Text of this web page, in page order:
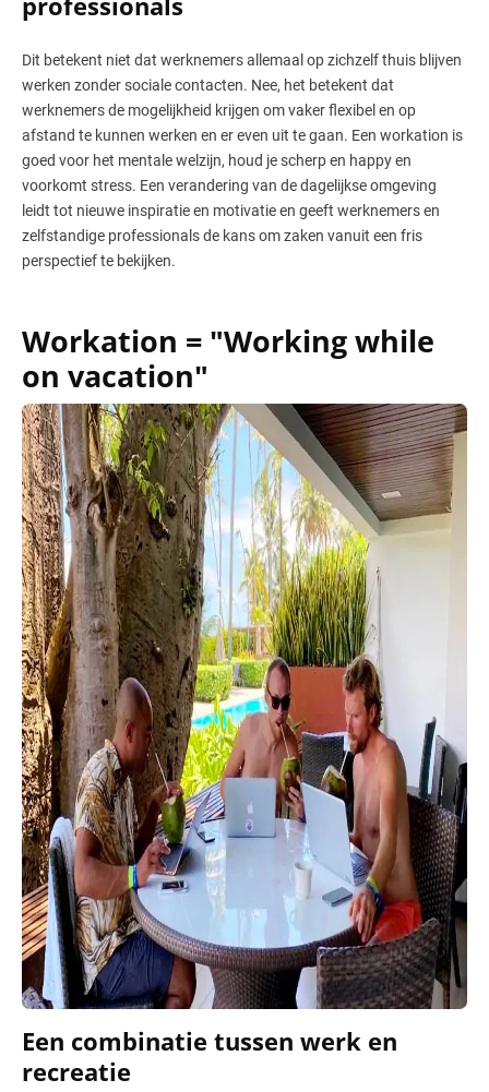
Dit betekent niet dat werknemers allemaal op zichzelf thuis blijven
werken zonder sociale contacten. Nee, het betekent dat
werknemers de mogelijkheid krijgen om vaker flexibel en op
afstand te kunnen werken en er even uit te gaan. Een workation is
goed voor het mentale welzijn, houd je scherp en happy en
voorkomt stress. Een verandering van de dagelijkse omgeving
leidt tot nieuwe inspiratie en motivatie en geeft werknemers en
zelfstandige professionals de kans om zaken vanuit een fris
perspectief te bekijken.
Workation = "Working while
on vacation"
Een combinatie tussen werk en
recreatie